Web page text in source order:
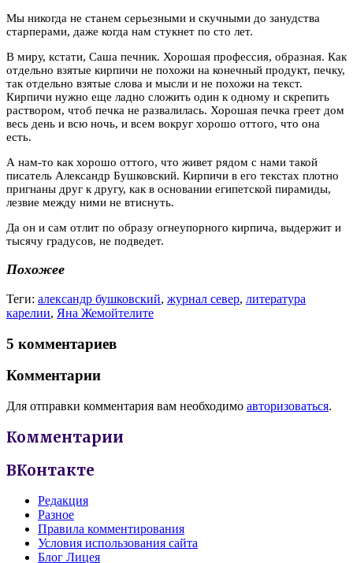
Мы никогда не станем серьезными и скучными до занудства
старперами, даже когда нам стукнет по сто лет.
В миру, кстати, Саша печник. Хорошая профессия, образная. Как
отдельно взятые кирпичи не похожи на конечный продукт, печку,
так отдельно взятые слова и мысли и не похожи на текст.
Кирпичи нужно еще ладно сложить один к одному и скрепить
раствором, чтоб печка не развалилась. Хорошая печка греет дом
весь день и всю ночь, и всем вокруг хорошо оттого, что она
есть.
А нам-то как хорошо оттого, что живет рядом с нами такой
писатель Александр Бушковский. Кирпичи в его текстах плотно
пригнаны друг к другу, как в основании египетской пирамиды,
лезвие между ними не втиснуть.
Да он и сам отлит по образу огнеупорного кирпича, выдержит и
тысячу градусов, не подведет.
Похожее
Теги: александр бушковский, журнал север, литература
карелии, Яна Жемойтелите
5 комментариев
Комментарии
Для отправки комментария вам необходимо авторизоваться.
Комментарии
ВКонтакте
Редакция
Разное
Правила комментирования
Условия использования сайта
Блог Лицея